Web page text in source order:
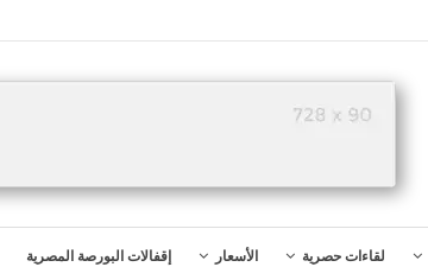
لقاءات حصرية الأسعار إقفالات البورصة المصرية